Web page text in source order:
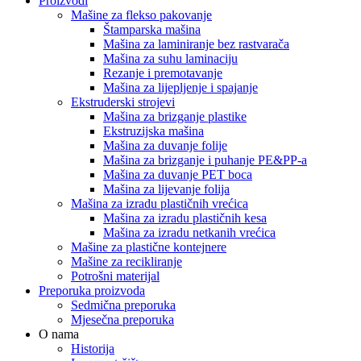
Mašine za flekso pakovanje
Štamparska mašina
Mašina za laminiranje bez rastvarača
Mašina za suhu laminaciju
Rezanje i premotavanje
Mašina za lijepljenje i spajanje
Ekstruderski strojevi
Mašina za brizganje plastike
Ekstruzijska mašina
Mašina za duvanje folije
Mašina za brizganje i puhanje PE&PP-a
Mašina za duvanje PET boca
Mašina za lijevanje folija
Mašina za izradu plastičnih vrećica
Mašina za izradu plastičnih kesa
Mašina za izradu netkanih vrećica
Mašine za plastične kontejnere
Mašine za recikliranje
Potrošni materijal
Preporuka proizvoda
Sedmična preporuka
Mjesečna preporuka
O nama
Historija